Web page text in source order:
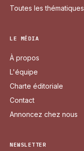
Toutes les thématiques
LE MÉDIA
À propos
L'équipe
Charte éditoriale
Contact
Annoncez chez nous
NEWSLETTER